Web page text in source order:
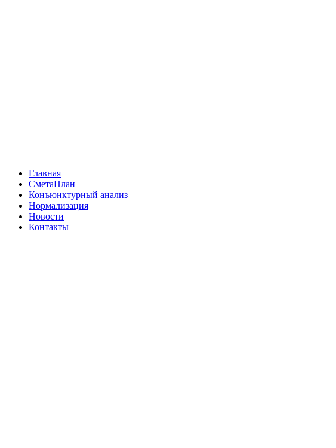
Главная
СметаПлан
Конъюнктурный анализ
Нормализация
Новости
Контакты